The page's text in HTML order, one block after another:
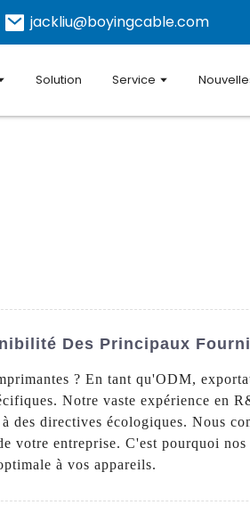
jackliu@boyingcable.com
Solution Service
Des Principaux
? En tant qu'ODM,
Notre vaste expérience en
des directives écologiques. Nous
votre entreprise. C'est pourquoi
à vos appareils.